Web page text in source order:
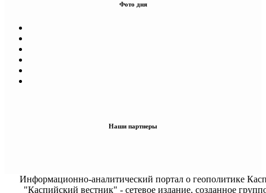
Фото дня
Наши партнеры
Информационно-аналитический портал о геополитике
"Каспийский вестник" - сетевое издание, созданное